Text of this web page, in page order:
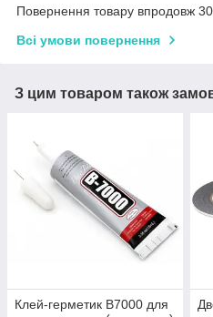
Повернення товару впродовж
Всі умови повернення
З цим товаром також
Клей-герметик B7000 для